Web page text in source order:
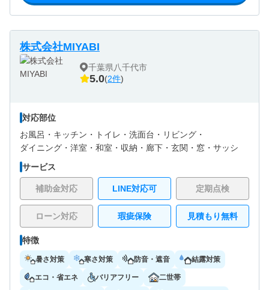
株式会社MIYABI
千葉県八千代市
5.0(2件)
対応部位
お風呂・ キッチン・ トイレ・ 洗面台・ リビング・
ダイニング・ 洋室・ 和室・ 収納・ 廊下・ 玄関・ 窓・サッシ
サービス
補助金対応 LINE対応可 定期点検
ローン対応 瑕疵保険 見積もり無料
特徴
暑さ対策 寒さ対策 防音・遮音 結露対策
エコ・省エネ バリアフリー 二世帯